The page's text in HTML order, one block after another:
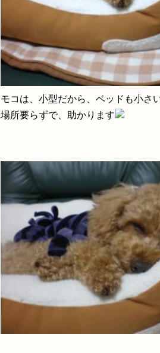
モコは、小型だから、ベッドも小さ
場所要らずで、助かります